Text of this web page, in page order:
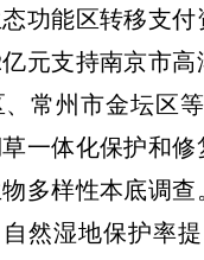
功能区转移支付
元支持南京市高
常州市金坛区
一体化保护和修
多样性本底调查
然湿地保护率